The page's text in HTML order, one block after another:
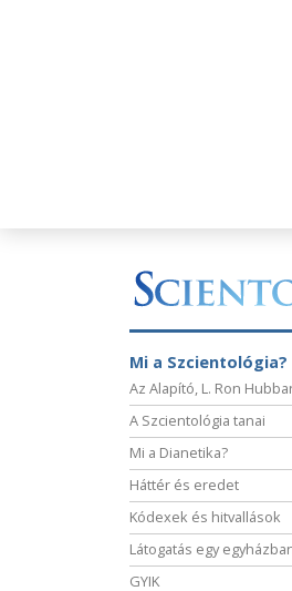
Mi a Szcientológia?
Az Alapító, L. Ron
A Szcientológia tanai
Mi a Dianetika?
Háttér és eredet
Kódexek és hitvallások
Látogatás egy
GYIK